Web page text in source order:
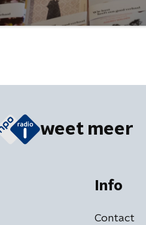
weet meer
Info
Contact